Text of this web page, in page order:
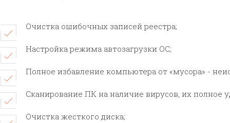
Очистка ошибочных записей реестра;
Настройка режима автозагрузки ОС;
Полное избавление компьютера от «мусора» -
Сканирование ПК на наличие вирусов, их полное
Очистка жесткого диска;